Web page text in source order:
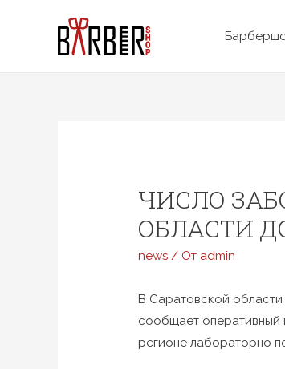
содержимому
ЧИСЛО
ОБЛАСТИ
news / От admin
В Саратовской
сообщает оперативный
регионе лабораторно